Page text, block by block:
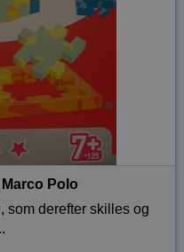
Polo
som derefter skilles og